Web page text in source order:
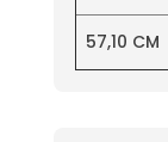
57,10 CM